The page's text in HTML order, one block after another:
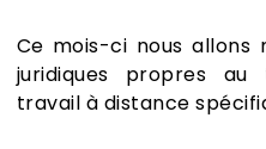
Ce mois-ci nous allons
juridiques propres
travail à distance